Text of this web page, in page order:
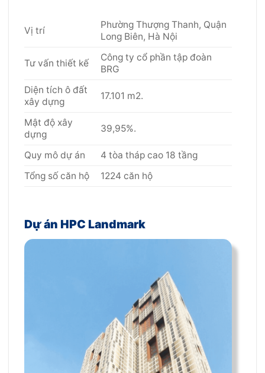
Vị trí
Phường Thượng Thanh, Quận
Long Biên, Hà Nội
Tư vấn thiết kế
Công ty cổ phần tập đoàn
BRG
Diện tích ô đất
xây dựng
17.101 m2.
Mật độ xây
dựng
39,95%.
Quy mô dự án
4 tòa tháp cao 18 tầng
Tổng số căn hộ
1224 căn hộ
Dự án HPC Landmark